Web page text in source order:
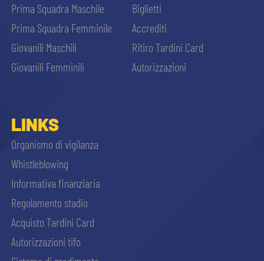
Prima Squadra Maschile
Prima Squadra Femminile
Giovanili Maschili
Giovanili Femminili
Biglietti
Accrediti
Ritiro Tardini Card
Autorizzazioni
LINKS
Organismo di vigilanza
Whistleblowing
Informativa finanziaria
Regolamento stadio
Acquisto Tardini Card
Autorizzazioni tifo